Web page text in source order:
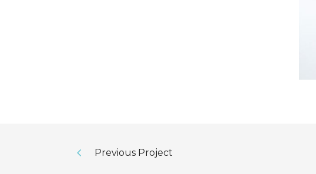
Previous Project